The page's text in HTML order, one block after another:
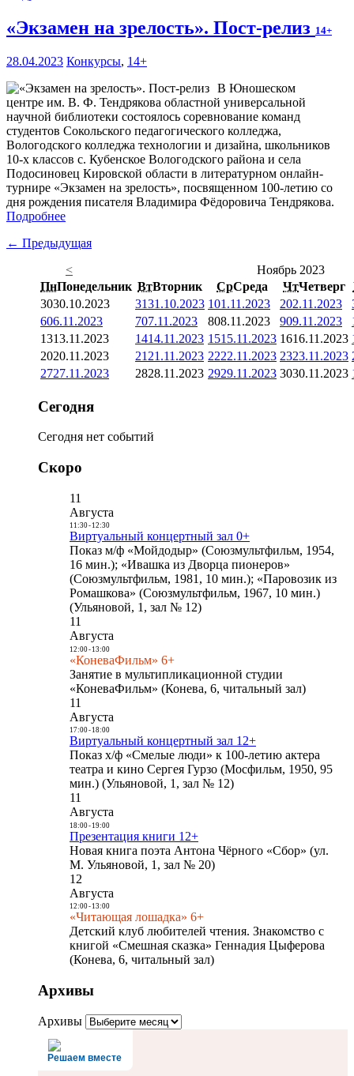
«Экзамен на зрелость». Пост-релиз 14+
28.04.2023 Конкурсы, 14+
В Юношеском
центре им. В. Ф. Тендрякова областной универсальной
научной библиотеки состоялось соревнование команд
студентов Сокольского педагогического колледжа,
Вологодского колледжа технологии и дизайна, школьников
10-х классов с. Кубенское Вологодского района и села
Подосиновец Кировской области в литературном онлайн-
турнире «Экзамен на зрелость», посвященном 100-летию со
дня рождения писателя Владимира Фёдоровича Тендрякова.
Подробнее
← Предыдущая
<
Ноябрь 2023
ПнПонедельник ВтВторник СрСреда ЧтЧетверг
3030.10.2023 3131.10.2023 101.11.2023 202.11.2023
606.11.2023 707.11.2023 808.11.2023 909.11.2023
1313.11.2023 1414.11.2023 1515.11.2023 1616.11.2023
2020.11.2023 21 21.11.2023 2222.11.2023 2323.11.2023
2727.11.2023 2828.11.2023 2929.11.2023 3030.11.2023
Сегодня
Сегодня нет событий
Скоро
11
Августа
11:30- 12:30
Виртуальный концертный зал 0+
Показ м/ф «Мойдодыр» (Союзмультфильм, 1954,
16 мин.); «Ивашка из Дворца пионеров»
(Союзмультфильм, 1981, 10 мин.); «Паровозик из
Ромашкова» (Союзмультфильм, 1967, 10 мин.)
(Ульяновой, 1, зал № 12)
11
Августа
12:00- 13:00
«КоневаФильм» 6+
Занятие в мультипликационной студии
«КоневаФильм» (Конева, 6, читальный зал)
11
Августа
17:00- 18:00
Виртуальный концертный зал 12+
Показ х/ф «Смелые люди» к 100-летию актера
театра и кино Сергея Гурзо (Мосфильм, 1950, 95
мин.) (Ульяновой, 1, зал № 12)
11
Августа
18:00- 19:00
Презентация книги 12+
Новая книга поэта Антона Чёрного «Сбор» (ул.
М. Ульяновой, 1, зал № 20)
12
Августа
12:00- 13:00
«Читающая лошадка» 6+
Детский клуб любителей чтения. Знакомство с
книгой «Смешная сказка» Геннадия Цыферова
(Конева, 6, читальный зал)
Архивы
Архивы
Решаем вместе